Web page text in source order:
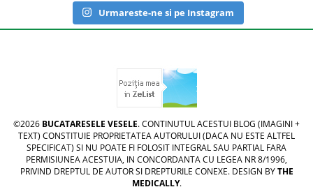
Urmareste-ne si pe Instagram
©2026 BUCATARESELE VESELE. CONTINUTUL ACESTUI BLOG (IMAGINI +
TEXT) CONSTITUIE PROPRIETATEA AUTORULUI (DACA NU ESTE ALTFEL
SPECIFICAT) SI NU POATE FI FOLOSIT INTEGRAL SAU PARTIAL FARA
PERMISIUNEA ACESTUIA, IN CONCORDANTA CU LEGEA NR 8/1996,
PRIVIND DREPTUL DE AUTOR SI DREPTURILE CONEXE. DESIGN BYTHE
MEDICALLY.